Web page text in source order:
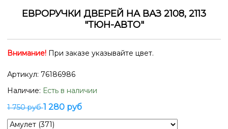
ЕВРОРУЧКИ ДВЕРЕЙ НА ВАЗ 2108, 2113
"ТЮН-АВТО"
Внимание! При заказе указывайте цвет.
Артикул: 76186986
Наличие: Есть в наличии
1 750 руб1 280 руб